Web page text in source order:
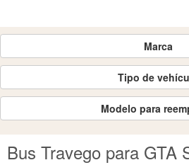
Marca
Tipo de
Modelo para
Bus Travego para GTA